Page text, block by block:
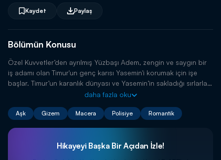
Bölümün Konusu
Özel Kuvvetler’den ayrılmış Yüzbaşı Adem, zengin ve saygın bir
iş adamı olan Timur'un genç karısı Yasemin'i korumak için işe
başlar. Timur’un karanlık dünyası ve Yasemin’in sakladığı sırlarla
dolu bu dünyada hiçbir şey göründüğü gibi değildir.
daha fazla oku
Aşk Gizem Macera Polisiye Romantik
Kaydet Paylaş
Hikayeyi Başka Bir Açıdan İzle!